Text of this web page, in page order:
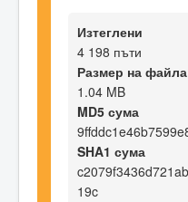
Изтеглени
4 198 пъти
Размер на файла
1.04 MB
MD5 сума
SHA1 сума
19c